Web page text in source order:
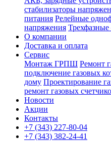
стабилизаторы
питания Релейные
напряжения
О компании
Доставка и оплата
Сервис
Монтаж ГРПШ Ремонт
подключение газовых
дому Проектирование
ремонт газовых
Новости
Акции
Контакты
+7 (343) 227-80-04
+7 (343) 382-24-41